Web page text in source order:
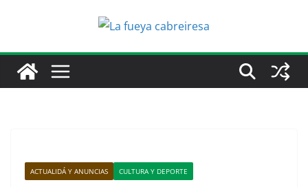
ACTUALIDÁ Y ANUNCIAS CULTURA Y DEPORTE